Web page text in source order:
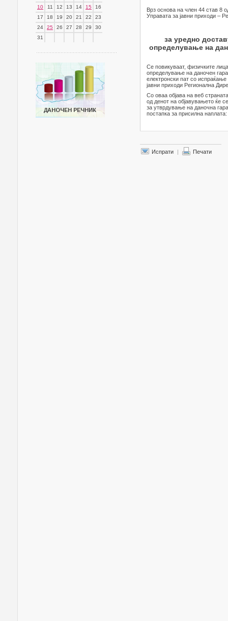
10
11 12 13 14 15
16
17
18 19 20 21 22
23
24
25 26 27 28 29
30
31
Врз основа на член 44 став 8
Управата за јавни приходи –
за уредно
определување на
Се повикуваат, физичките
определување на даночен
електронски пат со
јавни приходи Регионална
Со оваа објава на веб
од денот на објавувањето ќе
за утврдување на даночна
постапка за присилна
Испрати | Печати